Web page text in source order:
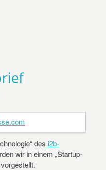
des i2b-
wir in einem „Startup-